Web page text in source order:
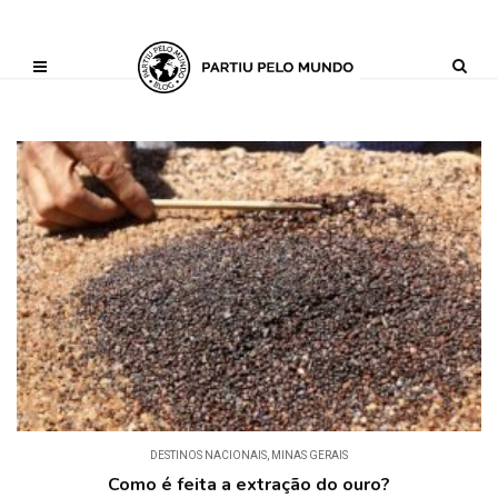
('AI_CONTENT_MARKER_NO_GET_SIDEBAR', true);
DESTINOS NACIONAIS, MINAS GERAIS
Como é feita a extração do ouro?